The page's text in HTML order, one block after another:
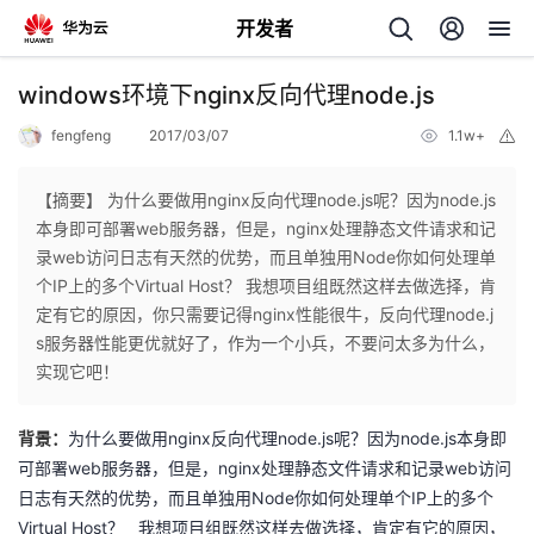
开发者
返
个
人
页
我
开
发
windows环境下nginx反向代理node.js
fengfeng 2017/03/07 1.1w+
【摘要】 为什么要做用nginx反向代理node.js呢？因为node.js
本身即可部署web服务器，但是，nginx处理静态文件请求和记
录web访问日志有天然的优势，而且单独用Node你如何处理单
个IP上的多个Virtual Host？ 我想项目组既然这样去做选择，肯
定有它的原因，你只需要记得nginx性能很牛，反向代理node.j
s服务器性能更优就好了，作为一个小兵，不要问太多为什么，
实现它吧！
背景： 为什么要做用 nginx反向代理node.js呢？因为node.js本身即
可部署web服务器，但是， nginx处理静态文件请求和记录web访问
日志有天然的优势，而且单独用 Node你如何处理单个IP 上的多个
Virtual Host？ 我想项目组既然这样去做选择，肯定有它的原因，